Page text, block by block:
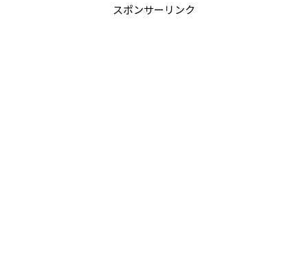
スポンサーリンク